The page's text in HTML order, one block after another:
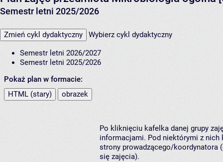
Semestr letni 2025/2026
Zmień cykl dydaktyczny Wybierz cykl dydaktyczny
Semestr letni 2026/2027
Semestr letni 2025/2026
Pokaż plan w formacie:
HTML (stary)
obrazek
Po kliknięciu kafelka danej grupy
informacjami. Pod niektórymi z nich
strony prowadzącego/koordynatora
się zajęcia).